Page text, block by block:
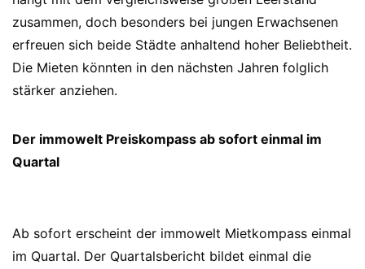
zusammen, doch besonders bei jungen Erwachsenen
erfreuen sich beide Städte anhaltend hoher Beliebtheit.
Die Mieten könnten in den nächsten Jahren folglich
stärker anziehen.
Der immowelt Preiskompass ab sofort einmal im
Quartal
Ab sofort erscheint der immowelt Mietkompass einmal
im Quartal. Der Quartalsbericht bildet einmal die